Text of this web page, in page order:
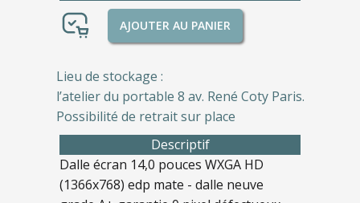
AJOUTER AU PANIER
Lieu de stockage :
l’atelier du portable 8 av. René Coty Paris.
Possibilité de retrait sur place
Descriptif
Dalle écran 14,0 pouces WXGA HD
(1366x768) edp mate - dalle neuve